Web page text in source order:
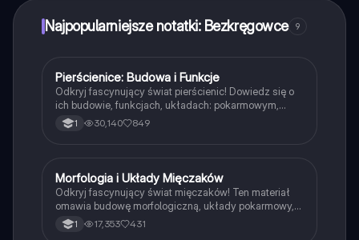
Najpopularniejsze notatki: Bezkręgowce 9
Biologia
Pierścienice: Budowa i Funkcje
Odkryj fascynujący świat pierścienic! Dowiedz się o
ich budowie, funkcjach, układach: pokarmowym,
krwionośnym i nerwowym. Zrozumienie metamerii,
segmentacji oraz roli pierścienic w ekosystemie.
1 30,140 849
Biologia
Morfologia i Układy Mięczaków
Odkryj fascynujący świat mięczaków! Ten materiał
omawia budowę morfologiczną, układy pokarmowy,
oddechowy, krwionośny oraz nerwowy tych
niezwykłych bezkręgowców. Dowiedz się o ich
1 17,353 431